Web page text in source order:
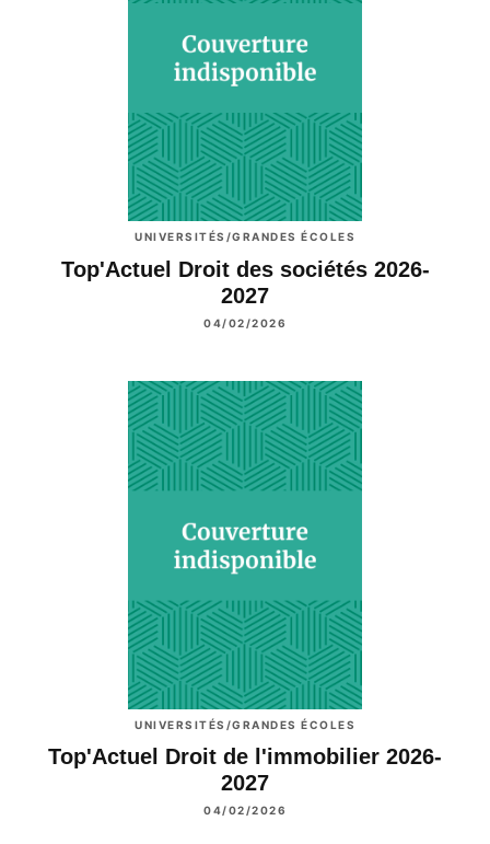
UNIVERSITÉS/GRANDES ÉCOLES
Top'Actuel Droit des sociétés 2026-
2027
04/02/2026
UNIVERSITÉS/GRANDES ÉCOLES
Top'Actuel Droit de l'immobilier 2026-
2027
04/02/2026